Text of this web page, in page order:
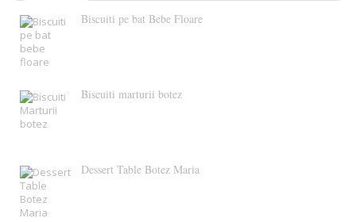
Biscuiti pe bat Bebe Floare
Biscuiti marturii botez
Dessert Table Botez Maria